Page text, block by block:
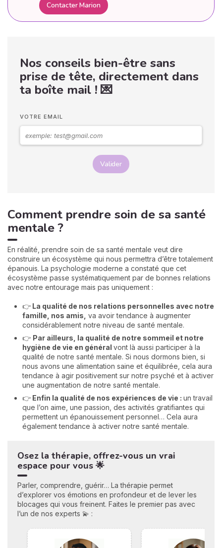
Contacter Marion
Nos conseils bien-être sans
prise de tête, directement dans
ta boîte mail ! 💌
VOTRE EMAIL
Valider
Comment prendre soin de sa santé
mentale ?
En réalité, prendre soin de sa santé mentale veut dire
construire un écosystème qui nous permettra d’être totalement
épanouis. La psychologie moderne a constaté que cet
écosystème passe systématiquement par de bonnes relations
avec notre entourage mais pas uniquement :
👉 La qualité de nos relations personnelles avec notre
famille, nos amis, va avoir tendance à augmenter
considérablement notre niveau de santé mentale.
👉 Par ailleurs, la qualité de notre sommeil et notre
hygiène de vie en général vont là aussi participer à la
qualité de notre santé mentale. Si nous dormons bien, si
nous avons une alimentation saine et équilibrée, cela aura
tendance à agir positivement sur notre psyché et à activer
une augmentation de notre santé mentale.
👉 Enfin la qualité de nos expériences de vie : un travail
que l’on aime, une passion, des activités gratifiantes qui
permettent un épanouissement personnel… Cela aura
également tendance à activer notre santé mentale.
Osez la thérapie, offrez-vous un vrai
espace pour vous 🌟
Parler, comprendre, guérir… La thérapie permet
d’explorer vos émotions en profondeur et de lever les
blocages qui vous freinent. Faites le premier pas avec
l’un de nos experts 💫 :